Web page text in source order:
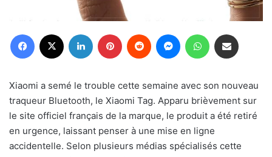
Facebook Linkedin Pinterest Reddit MessengerWhatsApp
Xiaomi a semé le trouble cette semaine avec son nouveau
traqueur Bluetooth, le Xiaomi Tag. Apparu brièvement sur
le site officiel français de la marque, le produit a été retiré
en urgence, laissant penser à une mise en ligne
accidentelle. Selon plusieurs médias spécialisés cette